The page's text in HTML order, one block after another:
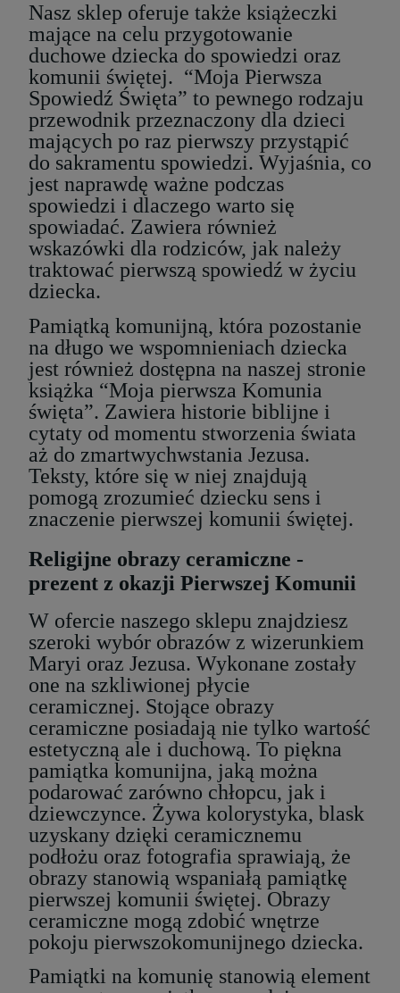
Nasz sklep oferuje także książeczki
mające na celu przygotowanie
duchowe dziecka do spowiedzi oraz
komunii świętej. “Moja Pierwsza
Spowiedź Święta” to pewnego rodzaju
przewodnik przeznaczony dla dzieci
mających po raz pierwszy przystąpić
do sakramentu spowiedzi. Wyjaśnia, co
jest naprawdę ważne podczas
spowiedzi i dlaczego warto się
spowiadać. Zawiera również
wskazówki dla rodziców, jak należy
traktować pierwszą spowiedź w życiu
dziecka.
Pamiątką komunijną, która pozostanie
na długo we wspomnieniach dziecka
jest również dostępna na naszej stronie
książka “Moja pierwsza Komunia
święta”. Zawiera historie biblijne i
cytaty od momentu stworzenia świata
aż do zmartwychwstania Jezusa.
Teksty, które się w niej znajdują
pomogą zrozumieć dziecku sens i
znaczenie pierwszej komunii świętej.
Religijne obrazy ceramiczne -
prezent z okazji Pierwszej Komunii
W ofercie naszego sklepu znajdziesz
szeroki wybór obrazów z wizerunkiem
Maryi oraz Jezusa. Wykonane zostały
one na szkliwionej płycie
ceramicznej. Stojące obrazy
ceramiczne posiadają nie tylko wartość
estetyczną ale i duchową. To piękna
pamiątka komunijna, jaką można
podarować zarówno chłopcu, jak i
dziewczynce. Żywa kolorystyka, blask
uzyskany dzięki ceramicznemu
podłożu oraz fotografia sprawiają, że
obrazy stanowią wspaniałą pamiątkę
pierwszej komunii świętej. Obrazy
ceramiczne mogą zdobić wnętrze
pokoju pierwszokomunijnego dziecka.
Pamiątki na komunię stanowią element